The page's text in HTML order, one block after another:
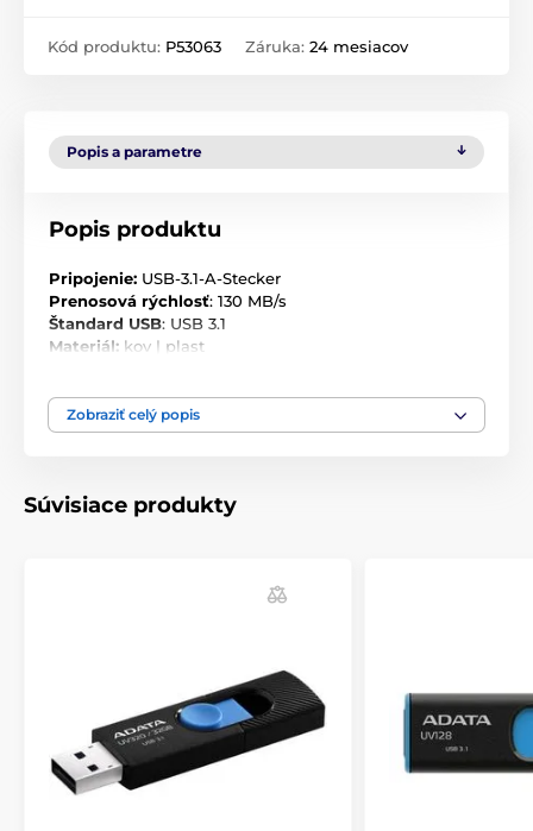
Kód produktu: P53063 Záruka: 24 mesiacov
Popis a parametre
Popis produktu
Pripojenie: USB-3.1-A-Stecker
Prenosová rýchlosť: 130 MB/s
Štandard USB: USB 3.1
Materiál: kov | plast
Kapacita:32 GB
Zobraziť celý popis
Súvisiace produkty